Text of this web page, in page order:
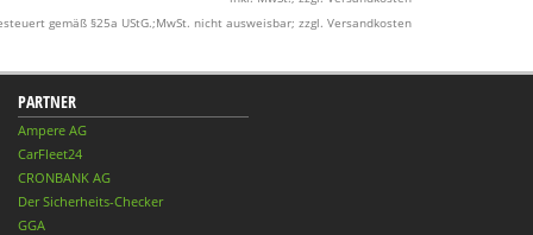
gemäß §25a UStG.;MwSt. nicht ausweisbar; zzgl. Versandkosten
PARTNER
Ampere AG
CarFleet24
CRONBANK AG
Der Sicherheits-Checker
GGA